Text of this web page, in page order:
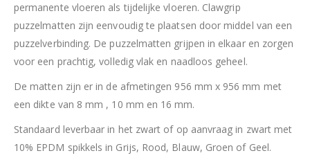
permanente vloeren als tijdelijke vloeren. Clawgrip
puzzelmatten zijn eenvoudig te plaatsen door middel van een
puzzelverbinding. De puzzelmatten grijpen in elkaar en zorgen
voor een prachtig, volledig vlak en naadloos geheel.
De matten zijn er in de afmetingen 956 mm x 956 mm met
een dikte van 8 mm , 10 mm en 16 mm.
Standaard leverbaar in het zwart of op aanvraag in zwart met
10% EPDM spikkels in Grijs, Rood, Blauw, Groen of Geel.